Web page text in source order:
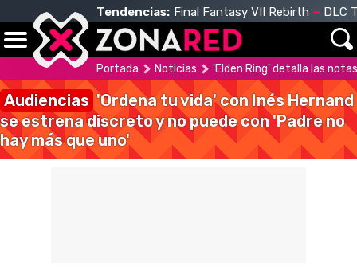
Tendencias: Final Fantasy VII Rebirth DLC
Portada Noticias 'Elden Ring' detalla las
Audiencias 'Ordena tu vida' con Inés Hernand
se estrena discreto y no puede con 'Padre no
hay más que uno'